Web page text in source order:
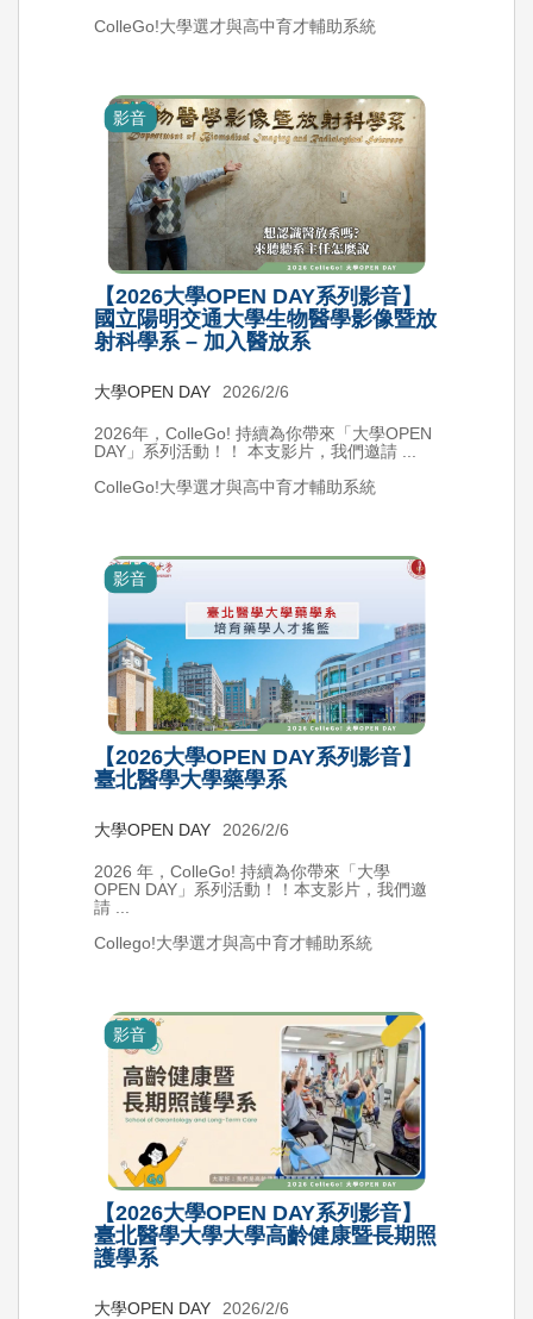
ColleGo!大學選才與高中育才輔助系統
影音
【2026大學OPEN DAY系列影音】
國立陽明交通大學生物醫學影像暨放
射科學系 – 加入醫放系
大學OPEN DAY 2026/2/6
2026年，ColleGo! 持續為你帶來「大學OPEN
DAY」系列活動！！ 本支影片，我們邀請 ...
ColleGo!大學選才與高中育才輔助系統
影音
【2026大學OPEN DAY系列影音】
臺北醫學大學藥學系
大學OPEN DAY 2026/2/6
2026 年，ColleGo! 持續為你帶來「大學
OPEN DAY」系列活動！！本支影片，我們邀
請 ...
Collego!大學選才與高中育才輔助系統
影音
【2026大學OPEN DAY系列影音】
臺北醫學大學大學高齡健康暨長期照
護學系
大學OPEN DAY 2026/2/6